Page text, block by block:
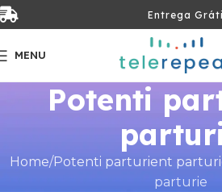
MENU
Potenti
Home Potenti parturient
parturie
Entrega